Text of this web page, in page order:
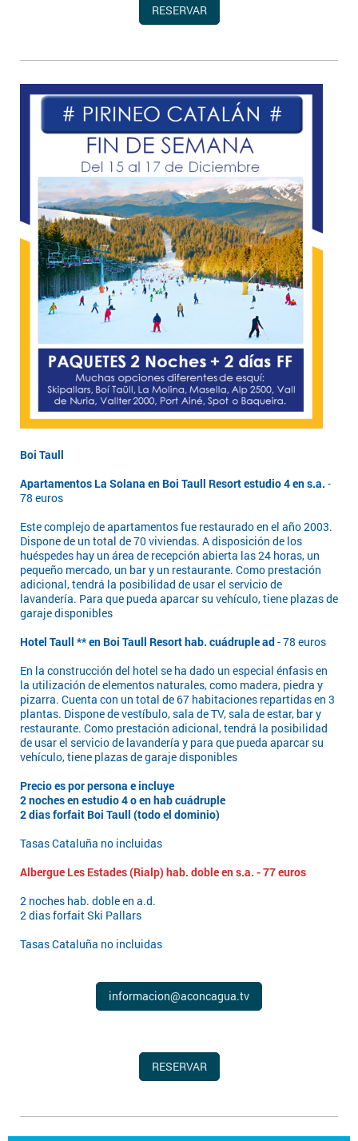
RESERVAR
Boi Taull
Apartamentos La Solana en Boi Taull Resort estudio 4 en s.a. -
78 euros
Este complejo de apartamentos fue restaurado en el año 2003.
Dispone de un total de 70 viviendas. A disposición de los
huéspedes hay un área de recepción abierta las 24 horas, un
pequeño mercado, un bar y un restaurante. Como prestación
adicional, tendrá la posibilidad de usar el servicio de
lavandería. Para que pueda aparcar su vehículo, tiene plazas de
garaje disponibles
Hotel Taull ** en Boi Taull Resort hab. cuádruple ad- 78 euros
En la construcción del hotel se ha dado un especial énfasis en
la utilización de elementos naturales, como madera, piedra y
pizarra. Cuenta con un total de 67 habitaciones repartidas en 3
plantas. Dispone de vestíbulo, sala de TV, sala de estar, bar y
restaurante. Como prestación adicional, tendrá la posibilidad
de usar el servicio de lavandería y para que pueda aparcar su
vehículo, tiene plazas de garaje disponibles
Precio es por persona e incluye
2 noches en estudio 4 o en hab cuádruple
2 dias forfait Boi Taull (todo el dominio)
Tasas Cataluña no incluidas
Albergue Les Estades (Rialp) hab. doble en s.a. - 77 euros
2 noches hab. doble en a.d.
2 dias forfait Ski Pallars
Tasas Cataluña no incluidas
informacion@aconcagua.tv
RESERVAR